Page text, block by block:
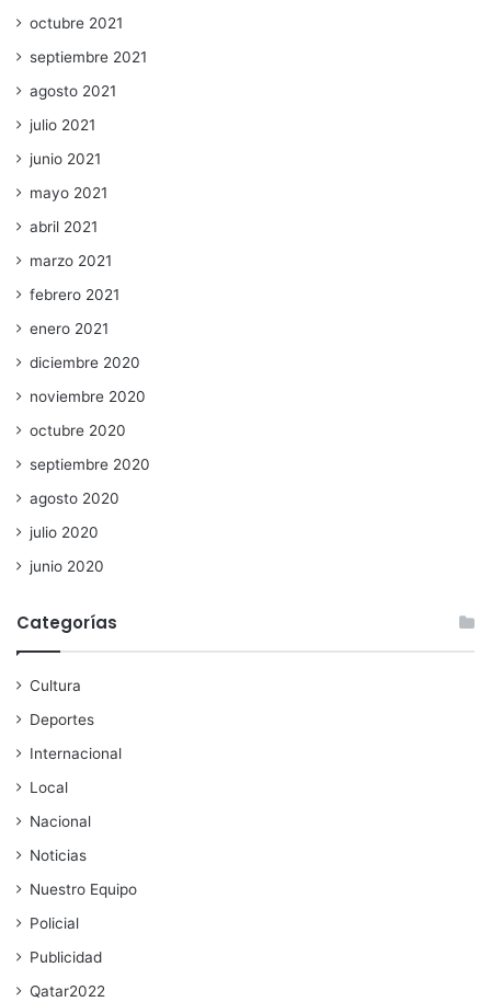
octubre 2021
septiembre 2021
agosto 2021
julio 2021
junio 2021
mayo 2021
abril 2021
marzo 2021
febrero 2021
enero 2021
diciembre 2020
noviembre 2020
octubre 2020
septiembre 2020
agosto 2020
julio 2020
junio 2020
Categorías
Cultura
Deportes
Internacional
Local
Nacional
Noticias
Nuestro Equipo
Policial
Publicidad
Qatar2022